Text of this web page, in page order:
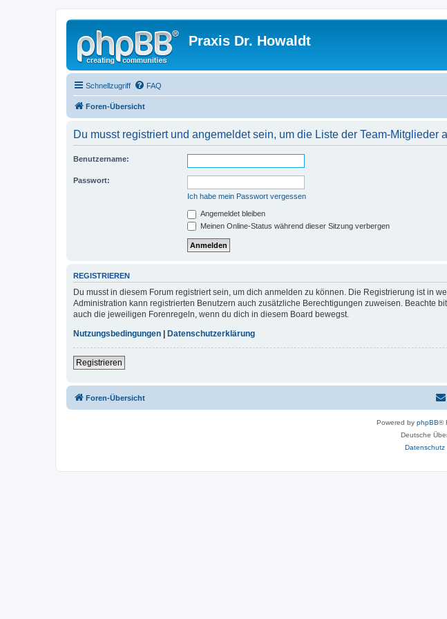
Praxis Dr. Howaldt
Schnellzugriff FAQ
Foren-Übersicht
Du musst registriert und angemeldet sein, um die Liste der Team-Mitglieder
Benutzername:
Passwort:
Ich habe mein Passwort vergessen
Angemeldet bleiben
Meinen Online-Status während dieser Sitzung verbergen
REGISTRIEREN
Du musst in diesem Forum registriert sein, um dich anmelden zu können. Die Registrierung ist in
Administration kann registrierten Benutzern auch zusätzliche Berechtigungen zuweisen. Beachte
auch die jeweiligen Forenregeln, wenn du dich in diesem Board bewegst.
Nutzungsbedingungen | Datenschutzerklärung
Registrieren
Foren-Übersicht
Powered by phpBB®
Deutsche
Datenschutz